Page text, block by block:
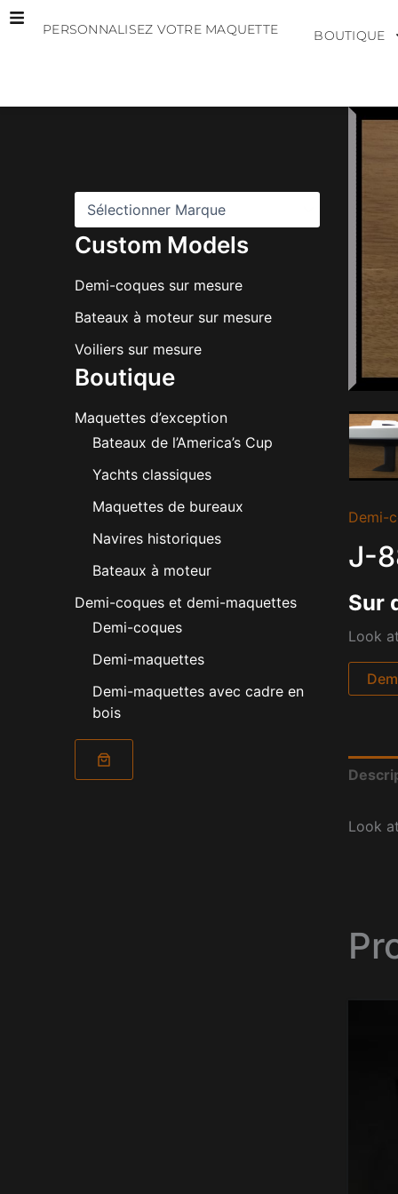
Aller
PERSONNALISEZ VOTRE MAQUETTE BOUTIQUE
Custom Models
Demi-coques sur mesure
Bateaux à moteur sur mesure
Voiliers sur mesure
Boutique
Maquettes d’exception
Bateaux de l’America’s Cup
Yachts classiques
Maquettes de bureaux
Navires historiques
Bateaux à moteur
Demi-coques et demi-maquettes
Demi-coques
Demi-maquettes
Demi-maquettes avec cadre en
bois
Demi-
J-
Sur
Look
Look